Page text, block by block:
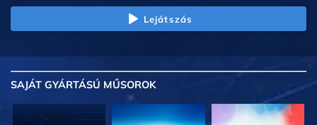
Lejátszás
SAJÁT GYÁRTÁSÚ MŰSOROK